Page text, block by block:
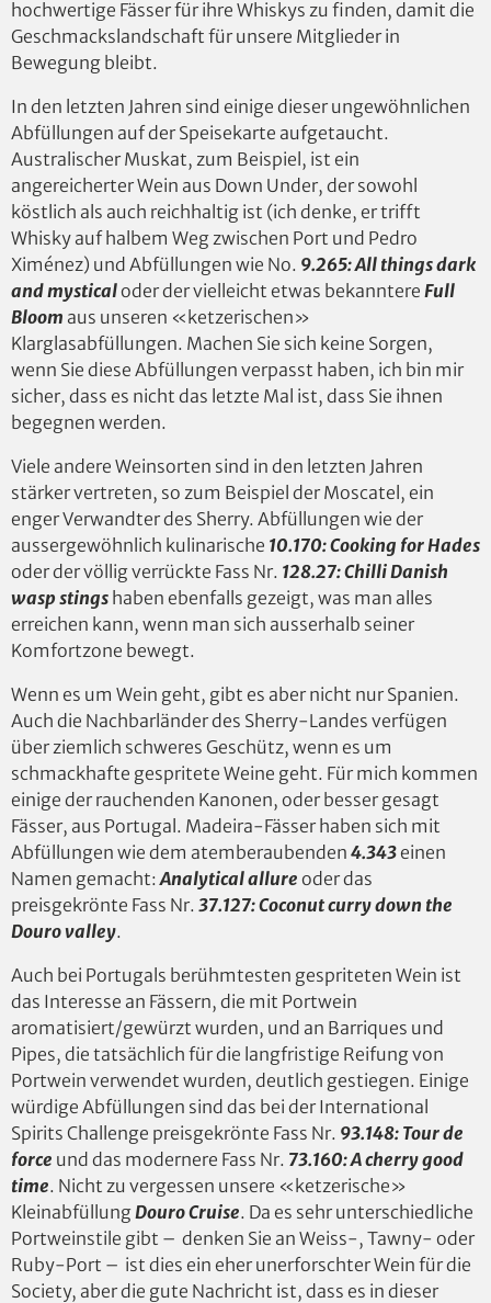
hochwertige Fässer für ihre Whiskys zu finden, damit die
Geschmackslandschaft für unsere Mitglieder in
Bewegung bleibt.
In den letzten Jahren sind einige dieser ungewöhnlichen
Abfüllungen auf der Speisekarte aufgetaucht.
Australischer Muskat, zum Beispiel, ist ein
angereicherter Wein aus Down Under, der sowohl
köstlich als auch reichhaltig ist (ich denke, er trifft
Whisky auf halbem Weg zwischen Port und Pedro
Ximénez) und Abfüllungen wie No. 9.265: All things dark
and mysticaloder der vielleicht etwas bekanntere Full
Bloom aus unseren «ketzerischen»
Klarglasabfüllungen. Machen Sie sich keine Sorgen,
wenn Sie diese Abfüllungen verpasst haben, ich bin mir
sicher, dass es nicht das letzte Mal ist, dass Sie ihnen
begegnen werden.
Viele andere Weinsorten sind in den letzten Jahren
stärker vertreten, so zum Beispiel der Moscatel, ein
enger Verwandter des Sherry. Abfüllungen wie der
aussergewöhnlich kulinarische 10.170: Cooking for Hades
oder der völlig verrückte Fass Nr. 128.27: Chilli Danish
wasp stings haben ebenfalls gezeigt, was man alles
erreichen kann, wenn man sich ausserhalb seiner
Komfortzone bewegt.
Wenn es um Wein geht, gibt es aber nicht nur Spanien.
Auch die Nachbarländer des Sherry-Landes verfügen
über ziemlich schweres Geschütz, wenn es um
schmackhafte gespritete Weine geht. Für mich kommen
einige der rauchenden Kanonen, oder besser gesagt
Fässer, aus Portugal. Madeira-Fässer haben sich mit
Abfüllungen wie dem atemberaubenden 4.343einen
Namen gemacht:Analytical allure oder das
preisgekrönte Fass Nr. 37.127:Coconut curry down the
Douro valley.
Auch bei Portugals berühmtesten gespriteten Wein ist
das Interesse an Fässern, die mit Portwein
aromatisiert/gewürzt wurden, und an Barriques und
Pipes, die tatsächlich für die langfristige Reifung von
Portwein verwendet wurden, deutlich gestiegen. Einige
würdige Abfüllungen sind das bei der International
Spirits Challenge preisgekrönte Fass Nr. 93.148: Tour de
force und das modernere Fass Nr. 73.160:A cherry good
time. Nicht zu vergessen unsere «ketzerische»
KleinabfüllungDouro Cruise. Da es sehr unterschiedliche
Portweinstile gibt – denken Sie an Weiss-, Tawny- oder
Ruby-Port – ist dies ein eher unerforschter Wein für die
Society, aber die gute Nachricht ist, dass es in dieser